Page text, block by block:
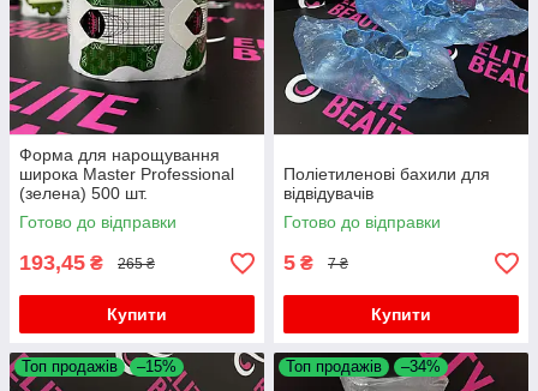
Форма для нарощування
широка Master Professional
(зелена) 500 шт.
Готово до відправки
193,45 ₴ 265 ₴
Купити
Поліетиленові бахили для
відвідувачів
Готово до відправки
5 ₴ 7 ₴
Купити
Топ продажів –15% Топ продажів –34%